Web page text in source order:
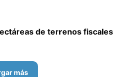
de terrenos fiscales
más